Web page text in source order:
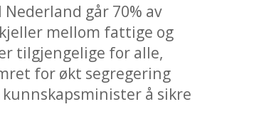
går 70% av
mellom fattige og
tilgjengelige for alle,
for økt segregering
å sikre